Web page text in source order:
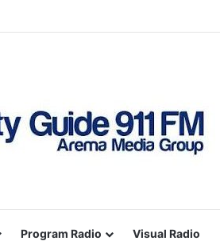
Program Radio Visual Radio